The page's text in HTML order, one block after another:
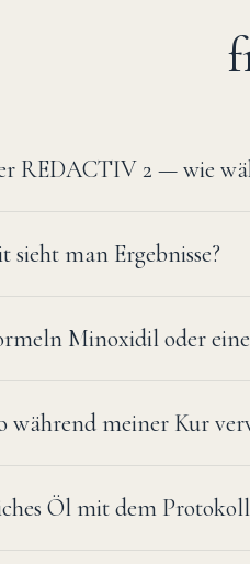
REDACTIV 2 — wie
sieht man Ergebnisse?
Minoxidil oder
während meiner Kur
Öl mit dem